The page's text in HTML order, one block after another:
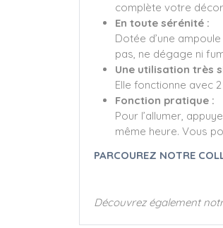
complète votre
En toute sérénité :
Dotée d’une
pas, ne dégage ni
Une utilisation très
Elle fonctionne avec
Fonction pratique :
Pour l’allumer,
même heure. Vous
PARCOUREZ NOTRE
Découvrez également